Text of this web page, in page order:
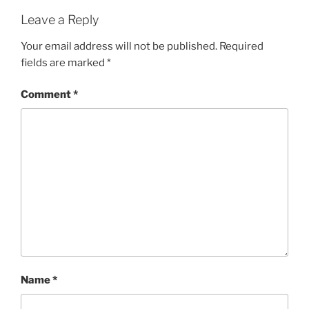
Leave a Reply
Your email address will not be published. Required
fields are marked *
Comment*
Name*